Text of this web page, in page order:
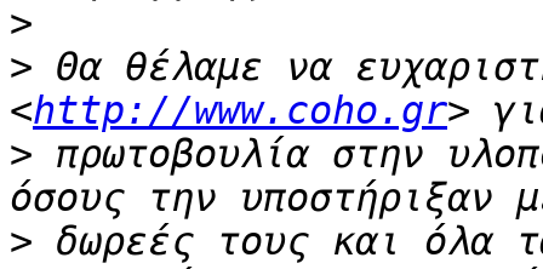
>
> Θα θέλαμε να
<http://www.coho.gr
> πρωτοβουλία στην
> δωρεές τους και όλα